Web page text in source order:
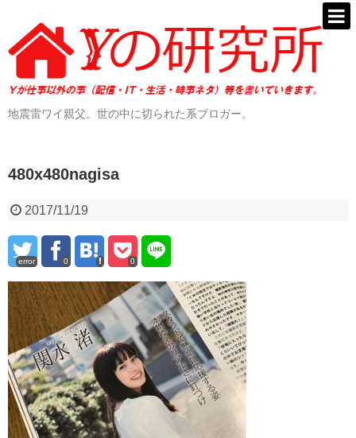
地震雷ワイ親父。世の中に切られた系ブロガー。
480x480nagisa
2017/11/19
error 0 0